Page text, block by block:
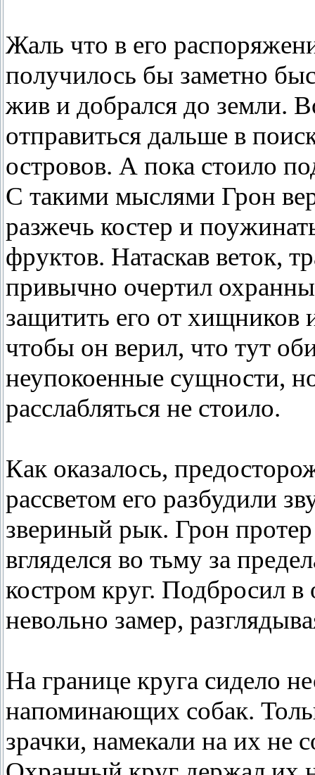
Жаль что в его
получилось бы заметно
жив и добрался до земли.
отправиться дальше в
островов. А пока стоило
С такими мыслями Грон
разжечь костер и
фруктов. Натаскав веток,
привычно очертил
защитить его от хищников
чтобы он верил, что тут
неупокоенные сущности,
расслабляться не стоило.
Как оказалось,
рассветом его разбудили
звериный рык. Грон протер
вгляделся во тьму за
костром круг. Подбросил в
невольно замер,
На границе круга сидело
напоминающих собак.
зрачки, намекали на их